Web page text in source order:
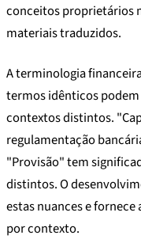
conceitos proprietários
materiais traduzidos.
A terminologia
termos idênticos
contextos distintos.
regulamentação
"Provisão" tem
distintos. O
estas nuances e
por contexto.